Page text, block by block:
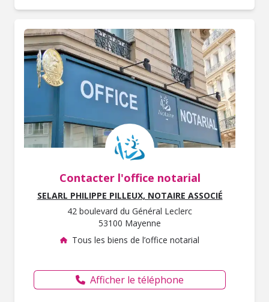
Contacter l'office notarial
SELARL PHILIPPE PILLEUX, NOTAIRE ASSOCIÉ
42 boulevard du Général Leclerc
53100 Mayenne
Tous les biens de l’office notarial
Afficher le téléphone